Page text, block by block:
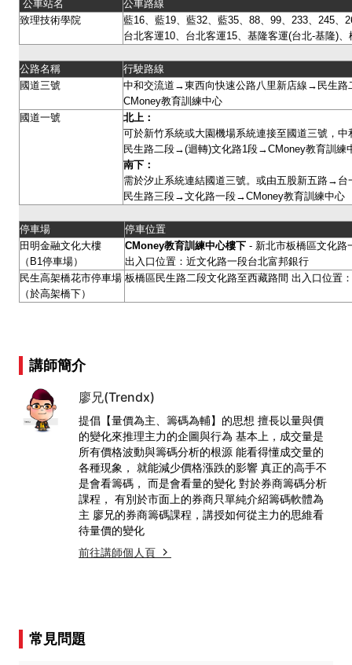
公車站名
公車路線
致理技術學院
藍16、藍19、藍32、藍35、88、99、233、245、
台北客運10、台北客運15、基隆客運(台北-基隆)
公路名稱
行駛路線
國道三號
中和交流道→東西向快速公路八里新店線→民生
CMoney教育訓練中心
國道一號
北上：
可於新竹系統或大園機場系統連接至國道三號，
民生路二段→(迴轉)文化路1段→CMoney教育訓練
南下：
需於汐止系統連結國道三號。或由五股新五路
民生路三段→文化路一段→CMoney教育訓練中心
停車場
停車位置
田明金融文化大樓
（B1停車場）
CMoney教育訓練中心樓下 - 新北市板橋區文化路
出入口位置：近文化路一段台北富邦銀行
民生高架橋花市停車場
（於高架橋下）
板橋區民生路二段文化路至西藏路間 出入口位置
講師簡介
廖兄(Trendx)
提倡【量價為主、籌碼為輔】的思想 擅長以量與價
的變化來推理主力的企圖與行為 基本上，成交量是
所有價格波動與籌碼分析的根源 能看得懂成交量的
各種現象， 就能減少價格漲跌的影響 真正的高手不
是會看籌碼， 而是會看量的變化 對於券商籌碼分析
課程， 有別於市面上的券商只單純介紹籌碼軟體為
主 廖兄的券商籌碼課程，講授如何從主力的思維看
待量價的變化
前往講師個人頁
常見問題